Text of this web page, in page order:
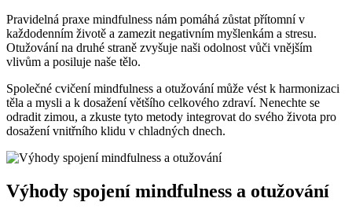
Pravidelná praxe mindfulness nám pomáhá zůstat přítomní v
každodenním životě a zamezit negativním myšlenkám a stresu.
Otužování na druhé straně zvyšuje naši odolnost vůči vnějším
vlivům a posiluje naše tělo.
Společné cvičení mindfulness a otužování může vést k harmonizaci
těla a mysli a k dosažení většího celkového zdraví. Nenechte se
odradit zimou, a zkuste tyto metody integrovat do svého života pro
dosažení vnitřního klidu v chladných dnech.
Výhody spojení mindfulness a otužování